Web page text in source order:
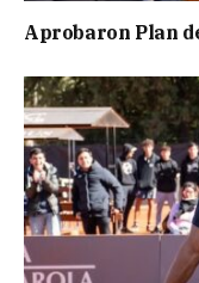
Aprobaron Plan